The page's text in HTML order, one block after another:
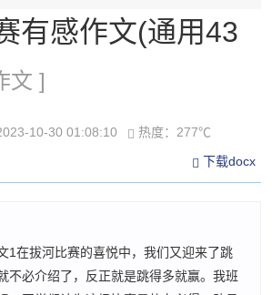
有感作文(通用43
文 ]
10-30 01:08:10
热度：277℃
下载docx
1在拔河比赛的喜悦中，我们又迎来了跳
不必介绍了，反正就是跳得多就赢。我班